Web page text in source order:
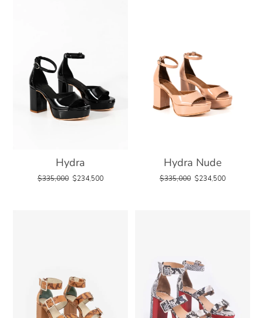
Hydra
$335,000 $234,500
Hydra Nude
$335,000 $234,500